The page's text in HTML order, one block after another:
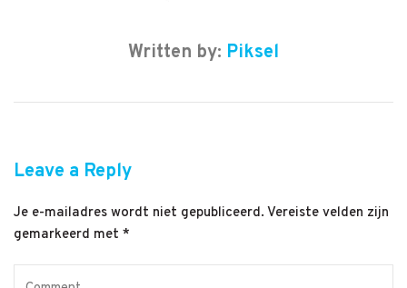
Written by: Piksel
Leave a Reply
Je e-mailadres wordt niet gepubliceerd. Vereiste velden zijn
gemarkeerd met *